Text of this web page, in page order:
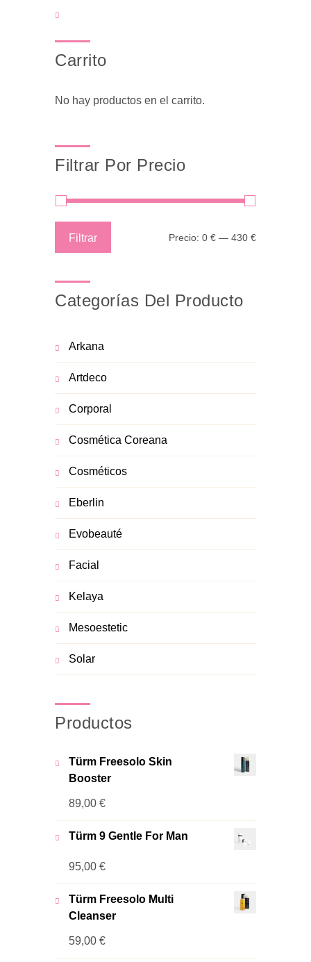
Carrito
No hay productos en el carrito.
Filtrar Por Precio
Filtrar Precio: 0 € — 430 €
Categorías Del Producto
Arkana
Artdeco
Corporal
Cosmética Coreana
Cosméticos
Eberlin
Evobeauté
Facial
Kelaya
Mesoestetic
Solar
Productos
Türm Freesolo Skin
Booster
89,00 €
Türm 9 Gentle For Man
95,00 €
Türm Freesolo Multi
Cleanser
59,00 €